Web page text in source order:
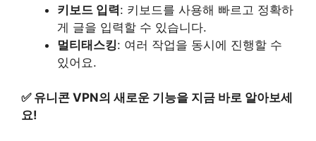
키보드 입력: 키보드를 사용해 빠르고 정확하
게 글을 입력할 수 있습니다.
멀티태스킹: 여러 작업을 동시에 진행할 수
있어요.
✅ 유니콘 VPN의 새로운 기능을 지금 바로 알아보세
요!